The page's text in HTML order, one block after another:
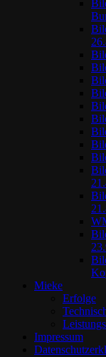
Mieke
Erfolge
Impressum